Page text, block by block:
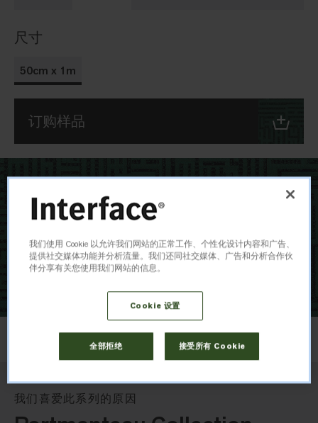
尺寸
50cm x 1m
订购样品
我们喜爱此系列的原因
我们使用 Cookie 以允许我们网站的正常工作、个性化设计内容和广告、
提供社交媒体功能并分析流量。我们还同社交媒体、广告和分析合作伙
伴分享有关您使用我们网站的信息。
Cookie 设置
全部拒绝 接受所有 Cookie